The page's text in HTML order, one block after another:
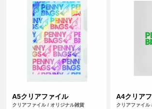
A5クリアファイル
クリアファイル / オリジナル雑貨
A4クリア
クリアファイル